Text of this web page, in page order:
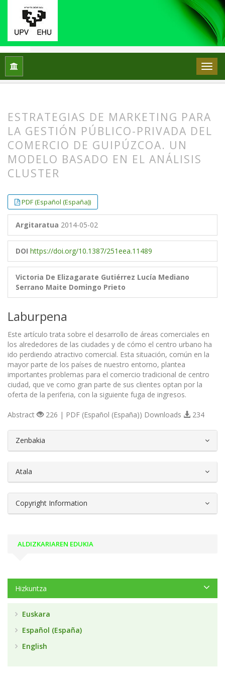
251 - Enpresa eta Ekonomia Aldizkaria
Hasiera
ESTRATEGIAS DE MARKETING PARA
LA GESTIÓN PÚBLICO-PRIVADA DEL
COMERCIO DE GUIPÚZCOA. UN
MODELO BASADO EN EL ANÁLISIS
CLUSTER
PDF (Español (España))
Argitaratua 2014-05-02
DOI https://doi.org/10.1387/251eea.11489
Victoria De Elizagarate Gutiérrez Lucía Mediano
Serrano Maite Domingo Prieto
Laburpena
Este artículo trata sobre el desarrollo de áreas comerciales en
los alrededores de las ciudades y de cómo el centro urbano ha
ido perdiendo atractivo comercial. Esta situación, común en la
mayor parte de los países de nuestro entorno, plantea
importantes problemas para el comercio tradicional de centro
ciudad, que ve como gran parte de sus clientes optan por la
oferta de la periferia, con la siguiente fuga de ingresos.
Abstract 226 | PDF (Español (España)) Downloads 234
Zenbakia
Atala
Copyright Information
ALDIZKARIAREN EDUKIA
Hizkuntza
Euskara
Español (España)
English